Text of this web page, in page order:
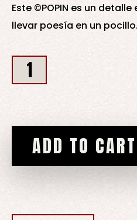
Este ©POPIN es un
llevar poesía en un pocillo.
ADD TO CART